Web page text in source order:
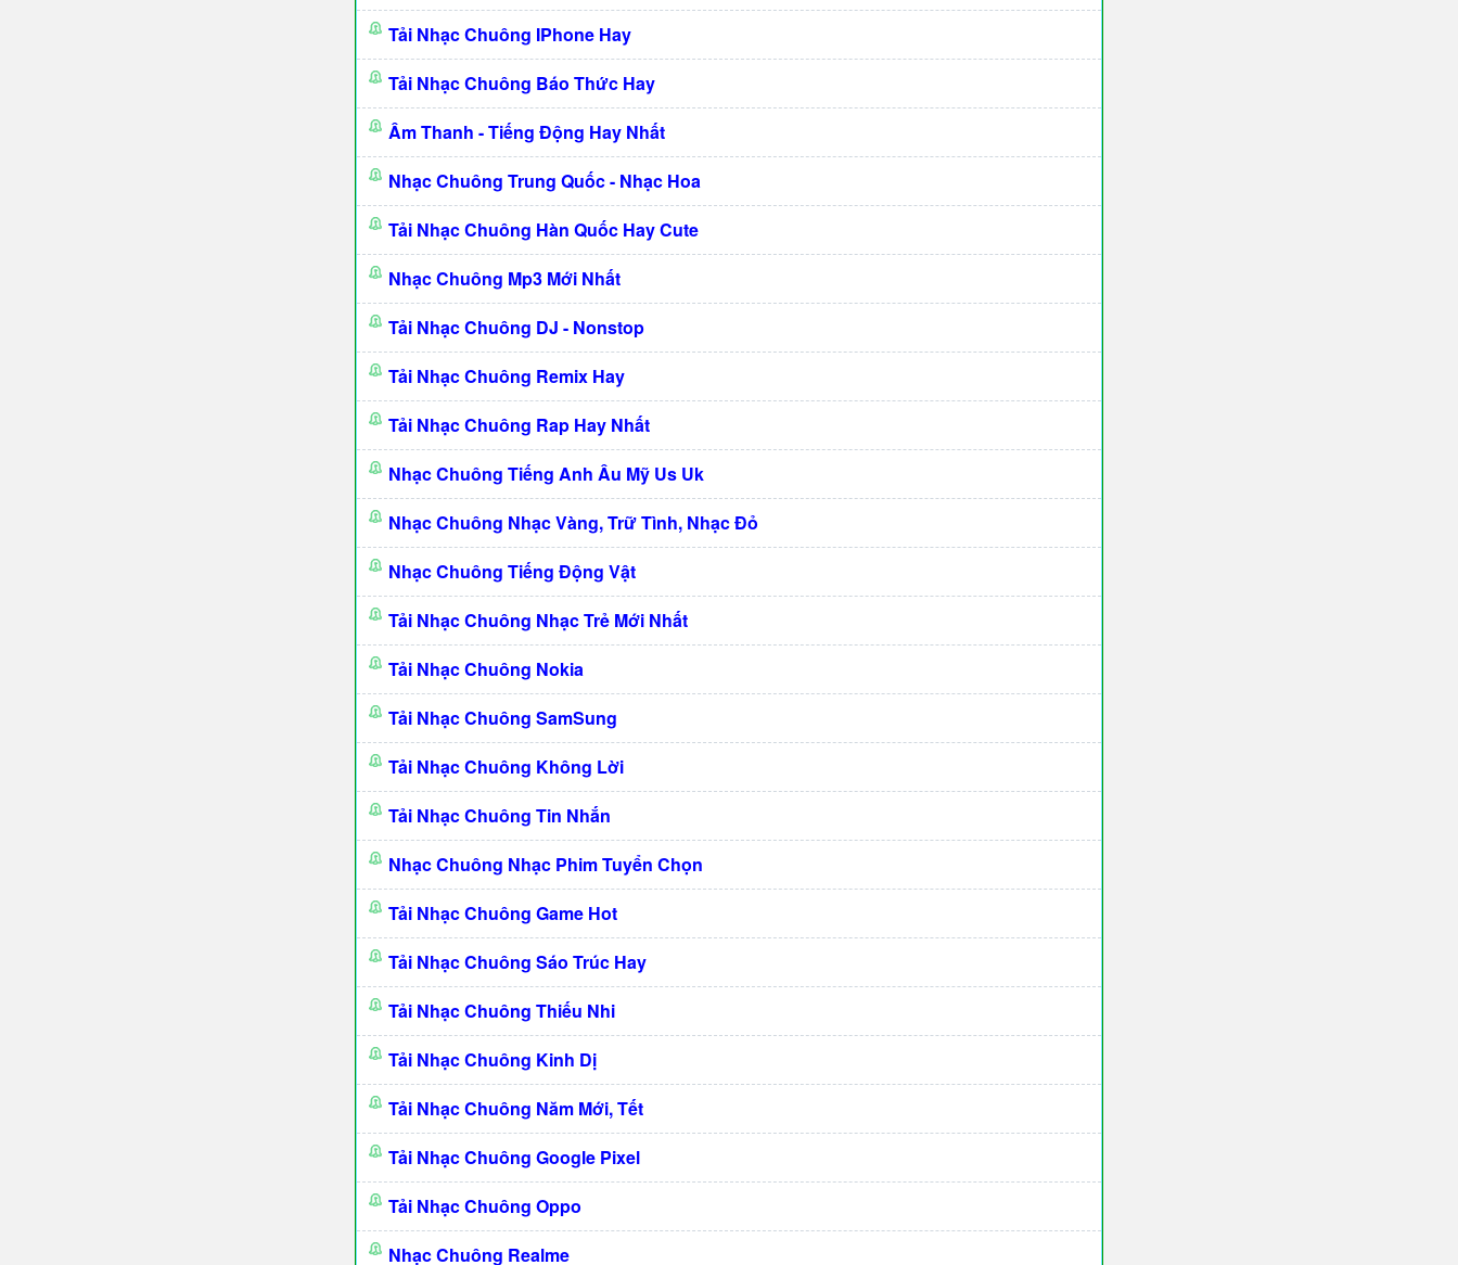
Tải Nhạc Chuông IPhone Hay
Tải Nhạc Chuông Báo Thức Hay
Âm Thanh - Tiếng Động Hay Nhất
Nhạc Chuông Trung Quốc - Nhạc Hoa
Tải Nhạc Chuông Hàn Quốc Hay Cute
Nhạc Chuông Mp3 Mới Nhất
Tải Nhạc Chuông DJ - Nonstop
Tải Nhạc Chuông Remix Hay
Tải Nhạc Chuông Rap Hay Nhất
Nhạc Chuông Tiếng Anh Âu Mỹ Us Uk
Nhạc Chuông Nhạc Vàng, Trữ Tình, Nhạc Đỏ
Nhạc Chuông Tiếng Động Vật
Tải Nhạc Chuông Nhạc Trẻ Mới Nhất
Tải Nhạc Chuông Nokia
Tải Nhạc Chuông SamSung
Tải Nhạc Chuông Không Lời
Tải Nhạc Chuông Tin Nhắn
Nhạc Chuông Nhạc Phim Tuyển Chọn
Tải Nhạc Chuông Game Hot
Tải Nhạc Chuông Sáo Trúc Hay
Tải Nhạc Chuông Thiếu Nhi
Tải Nhạc Chuông Kinh Dị
Tải Nhạc Chuông Năm Mới, Tết
Tải Nhạc Chuông Google Pixel
Tải Nhạc Chuông Oppo
Nhạc Chuông Realme